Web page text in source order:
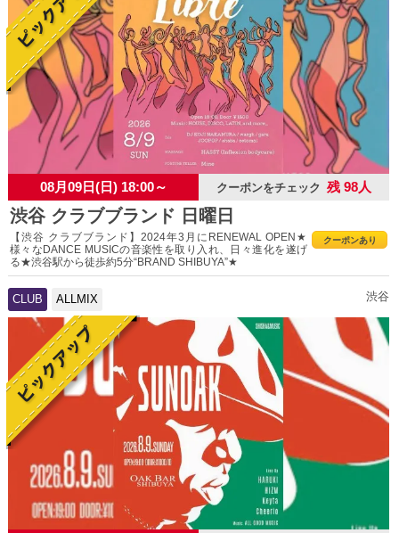
08月09日(日) 18:00～ クーポンをチェック 残 98人
渋谷 クラブブランド 日曜日
クーポンあり
【渋谷 クラブブランド】2024年3月にRENEWAL OPEN★
様々なDANCE MUSICの音楽性を取り入れ、日々進化を遂げ
る★渋谷駅から徒歩約5分“BRAND SHIBUYA”★
CLUB ALLMIX 渋谷